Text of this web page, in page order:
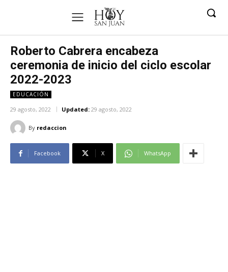
Roberto Cabrera encabeza
ceremonia de inicio del ciclo escolar
2022-2023
EDUCACIÓN
29 agosto, 2022 Updated: 29 agosto, 2022
By redaccion
Facebook X WhatsApp